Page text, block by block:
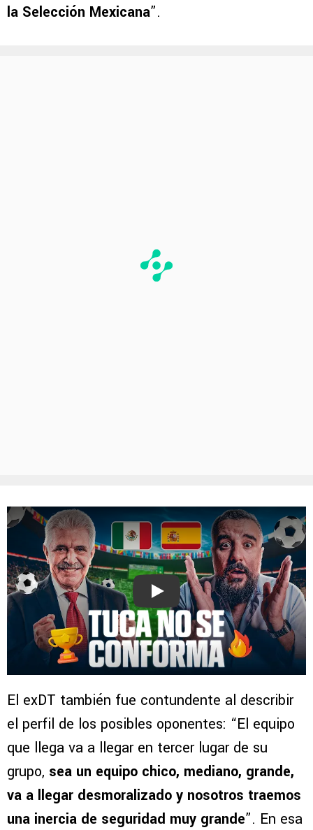
la Selección Mexicana”.
Play
El exDT también fue contundente al describir
el perfil de los posibles oponentes: “El equipo
que llega va a llegar en tercer lugar de su
grupo, sea un equipo chico, mediano, grande,
va a llegar desmoralizado y nosotros traemos
una inercia de seguridad muy grande”. En esa